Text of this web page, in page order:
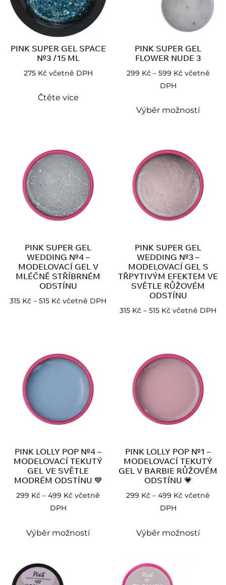
PINK SUPER GEL SPACE
№3 /15 ML
275 Kč včetně DPH
Čtěte více
PINK SUPER GEL
FLOWER NUDE 3
299 Kč – 599 Kč včetně
DPH
Výběr možností
PINK SUPER GEL
WEDDING №4 –
MODELOVACÍ GEL V
MLÉČNĚ STŘÍBRNÉM
ODSTÍNU
315 Kč – 515 Kč včetně DPH
PINK SUPER GEL
WEDDING №3 –
MODELOVACÍ GEL S
TŘPYTIVÝM EFEKTEM VE
SVĚTLE RŮŽOVÉM
ODSTÍNU
315 Kč – 515 Kč včetně DPH
PINK LOLLY POP №4 –
MODELOVACÍ TEKUTÝ
GEL VE SVĚTLE
MODRÉM ODSTÍNU 💙
299 Kč – 499 Kč včetně
DPH
Výběr možností
PINK LOLLY POP №1 –
MODELOVACÍ TEKUTÝ
GEL V BARBIE RŮŽOVÉM
ODSTÍNU 💗
299 Kč – 499 Kč včetně
DPH
Výběr možností